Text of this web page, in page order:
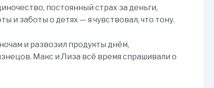
постоянный страх за деньги,
и заботы о детях — я чувствовал, что тону.
и развозил продукты днём,
Макс и Лиза всё время спрашивали о